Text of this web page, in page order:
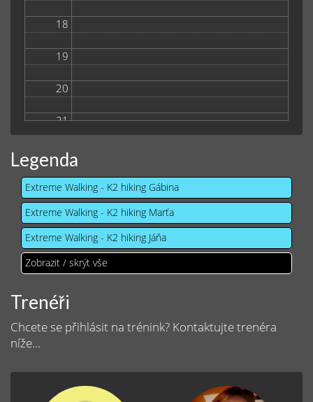
18
19
20
21
Legenda
Extreme Walking - K2 hiking Gábina
Extreme Walking - K2 hiking Marťa
Extreme Walking - K2 hiking Jáňa
Zobrazit / skrýt vše
Trenéři
Chcete se přihlásit na trénink? Kontaktujte trenéra
níže...